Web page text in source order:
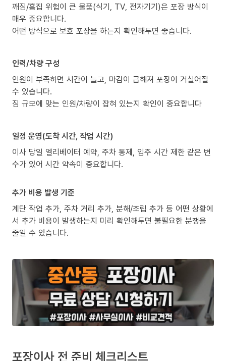
깨짐/흠집 위험이 큰 물품(식기, TV, 전자기기)은 포장 방식이
매우 중요합니다.
어떤 방식으로 보호 포장을 하는지 확인해두면 좋습니다.
인력/차량 구성
인원이 부족하면 시간이 늘고, 마감이 급해져 포장이 거칠어질
수 있습니다.
짐 규모에 맞는 인원/차량이 잡혀 있는지 확인이 중요합니다
일정 운영(도착 시간, 작업 시간)
이사 당일 엘리베이터 예약, 주차 통제, 입주 시간 제한 같은 변
수가 있어 시간 약속이 중요합니다.
추가 비용 발생 기준
계단 작업 추가, 주차 거리 추가, 분해/조립 추가 등 어떤 상황에
서 추가 비용이 발생하는지 미리 확인해두면 불필요한 분쟁을
줄일 수 있습니다.
포장이사 전 준비 체크리스트